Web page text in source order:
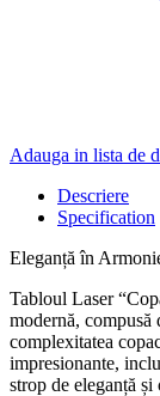
Adauga in lista de
Descriere
Specification
Eleganță în
Tabloul Laser
modernă, compusă
complexitatea
impresionante,
strop de eleganță